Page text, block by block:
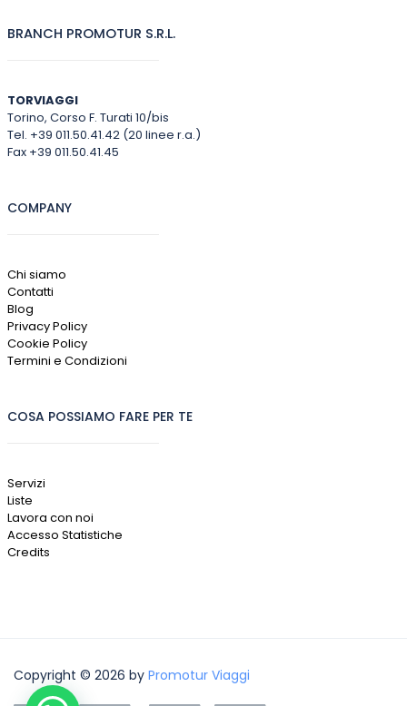
BRANCH PROMOTUR S.R.L.
TORVIAGGI
Torino, Corso F. Turati 10/bis
Tel. +39 011.50.41.42 (20 linee r.a.)
Fax +39 011.50.41.45
COMPANY
Chi siamo
Contatti
Blog
Privacy Policy
Cookie Policy
Termini e Condizioni
COSA POSSIAMO FARE PER TE
Servizi
Liste
Lavora con noi
Accesso Statistiche
Credits
Copyright © 2026 by Promotur Viaggi